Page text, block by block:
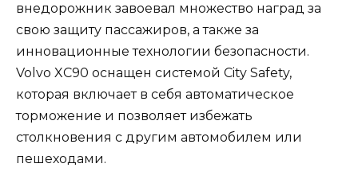
внедорожник завоевал множество наград за
свою защиту пассажиров, а также за
инновационные технологии безопасности.
Volvo XC90 оснащен системой City Safety,
которая включает в себя автоматическое
торможение и позволяет избежать
столкновения с другим автомобилем или
пешеходами.